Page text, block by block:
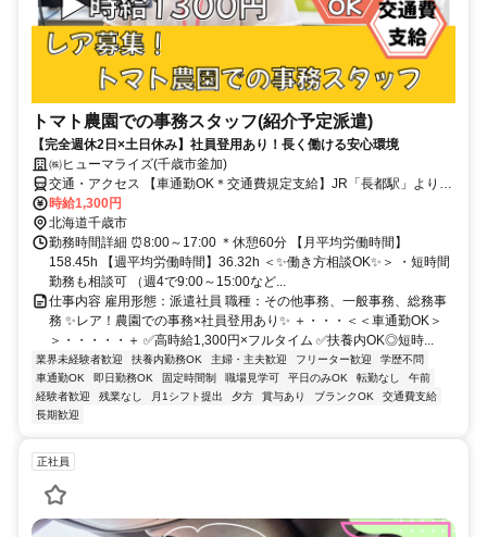
トマト農園での事務スタッフ(紹介予定派遣)
【完全週休2日×土日休み】社員登用あり！長く働ける安心環境
㈱ヒューマライズ(千歳市釜加)
交通・アクセス 【車通勤OK＊交通費規定支給】JR「長都駅」より車
で8分/JR「恵庭駅」より車で10分
時給1,300円
北海道千歳市
勤務時間詳細 ⏰8:00～17:00 ＊休憩60分 【月平均労働時間】
158.45h 【週平均労働時間】36.32h ＜✨働き方相談OK✨＞ ・短時間
勤務も相談可 （週4で9:00～15:00など...
仕事内容 雇用形態：派遣社員 職種：その他事務、一般事務、総務事
務 ✨レア！農園での事務×社員登用あり✨ ＋・・・＜＜車通勤OK＞
＞・・・・・＋ ✅高時給1,300円×フルタイム ✅扶養内OK◎短時...
業界未経験者歓迎 扶養内勤務OK 主婦・主夫歓迎 フリーター歓迎
学歴不問
車通勤OK
即日勤務OK 固定時間制 職場見学可 平日のみOK 転勤なし
午前
経験者歓迎
残業なし 月1シフト提出 夕方 賞与あり ブランクOK
交通費支給
長期歓迎
正社員